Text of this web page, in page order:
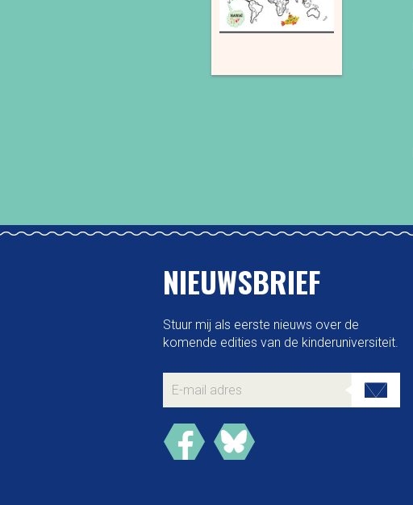
NIEUWSBRIEF
Stuur mij als eerste nieuws over de
komende edities van de kinderuniversiteit.